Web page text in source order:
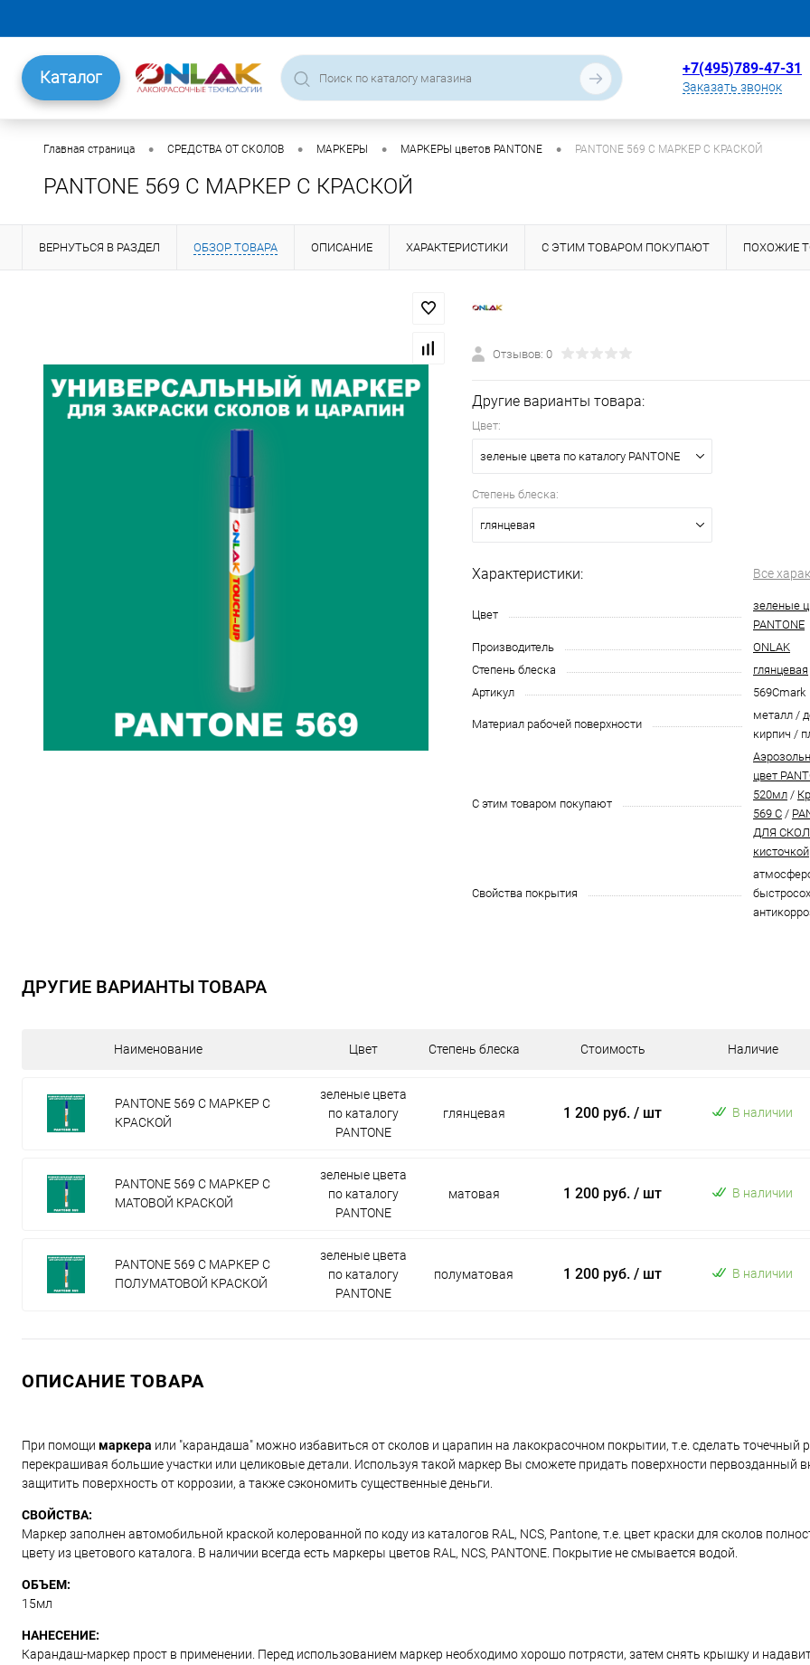
Каталог +7(495)789-47-31
Заказать звонок
Главная страница • СРЕДСТВА ОТ СКОЛОВ • МАРКЕРЫ • МАРКЕРЫ цветов PANTONE • PANTONE 569 C МАРКЕР С КРАСКОЙ
PANTONE 569 C МАРКЕР С КРАСКОЙ
ВЕРНУТЬСЯ В РАЗДЕЛ ОБЗОР ТОВАРА ОПИСАНИЕ ХАРАКТЕРИСТИКИ С ЭТИМ ТОВАРОМ ПОКУПАЮТ ПОХОЖИЕ
Отзывов: 0
Другие варианты товара:
Цвет:
зеленые цвета по каталогу PANTONE
Степень блеска:
глянцевая
Характеристики: Все
Цвет
зеленые
PANTONE
Производитель
ONLAK
Степень блеска
глянцевая
Артикул
569Cmark
Материал рабочей поверхности
металл /
кирпич /
С этим товаром покупают
цвет
520мл /
569 C /
ДЛЯ
кисточкой
Свойства покрытия
ДРУГИЕ ВАРИАНТЫ ТОВАРА
Наименование Цвет Степень блеска Стоимость Наличие
PANTONE 569 C МАРКЕР С
КРАСКОЙ
зеленые цвета
по каталогу
PANTONE
глянцевая 1 200 руб. / шт В наличии
PANTONE 569 C МАРКЕР С
МАТОВОЙ КРАСКОЙ
зеленые цвета
по каталогу
PANTONE
матовая 1 200 руб. / шт В наличии
PANTONE 569 C МАРКЕР С
ПОЛУМАТОВОЙ КРАСКОЙ
зеленые цвета
по каталогу
PANTONE
полуматовая 1 200 руб. / шт В наличии
ОПИСАНИЕ ТОВАРА
При помощи маркера или "карандаша" можно избавиться от сколов и царапин на лакокрасочном покрытии, т.е. сделать точечный
перекрашивая большие участки или целиковые детали. Используя такой маркер Вы сможете придать поверхности первозданный
защитить поверхность от коррозии, а также сэкономить существенные деньги.
СВОЙСТВА:
Маркер заполнен автомобильной краской колерованной по коду из каталогов RAL, NCS, Pantone, т.е. цвет краски для сколов
цвету из цветового каталога. В наличии всегда есть маркеры цветов RAL, NCS, PANTONE. Покрытие не смывается водой.
ОБЪЕМ:
15мл
НАНЕСЕНИЕ:
Карандаш-маркер прост в применении. Перед использованием маркер необходимо хорошо потрясти, затем снять крышку и